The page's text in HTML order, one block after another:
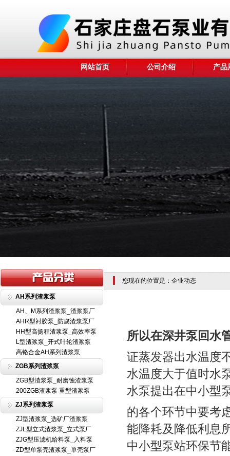
网站首页 公司介绍 产品
AH系列渣浆泵
AH、M系列渣浆泵_渣浆泵厂
AHR型衬胶泵_防腐渣浆泵厂
HH型高扬程渣浆泵_高效率泵
L型渣浆泵_开式叶轮渣浆泵
高铬合金AH系列渣浆泵
ZGB系列渣浆泵
ZGB型渣浆泵_耐磨蚀渣浆泵
200ZGB渣浆泵 重型渣浆泵
ZJ系列渣浆泵
ZJ型渣浆泵_选矿厂渣浆泵
ZJL型立式渣浆泵_立式泵厂
ZJG型压滤机给料泵_入料泵
ZD型单泵壳渣浆泵_单壳泵厂
您现在的位置是：企业动态
所以在深井泵回水
证蒸发器出水温度
水温度大于值时水
水泵提出在中小型
的各个环节中要考
能降耗及降低利息
中小型泵站环保节